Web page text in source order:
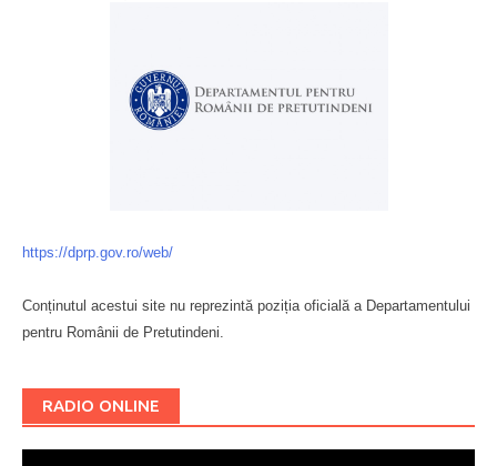
https://dprp.gov.ro/web/
Conținutul acestui site nu reprezintă poziția oficială a Departamentului
pentru Românii de Pretutindeni.
RADIO ONLINE